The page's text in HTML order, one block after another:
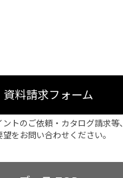
資料請求フォーム
トのご依頼・カタログ請求等、
望をお問い合わせください。